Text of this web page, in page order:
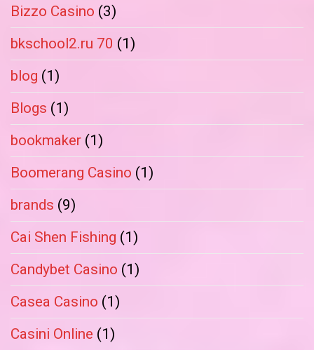
Bizzo Casino (3)
bkschool2.ru 70 (1)
blog (1)
Blogs (1)
bookmaker (1)
Boomerang Casino (1)
brands (9)
Cai Shen Fishing (1)
Candybet Casino (1)
Casea Casino (1)
Casini Online (1)